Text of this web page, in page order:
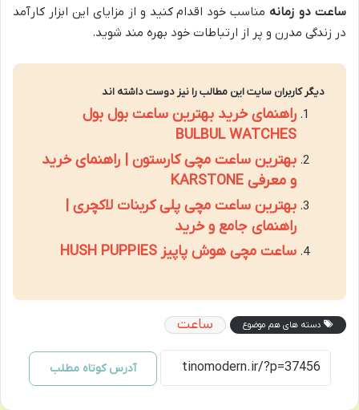
ساعت دو زمانه مناسب خود اقدام کنید و از مزایای این ابزار کارآمد
در زندگی مدرن و پر از ارتباطات خود بهره مند شوید.
دیگر کاربران سایت این مطالب را نیز دوست داشته اند
راهنمای خرید بهترین ساعت بول بول
BULBUL WATCHES
بهترین ساعت مچی کارستون | راهنمای خرید
و معرفی KARSTONE
بهترین ساعت مچی پلی کربنات لاکچری |
راهنمای جامع و خرید
ساعت مچی هوش پاپیز HUSH PUPPIES
دسته های هم موضوع ساعت
آدرس کوتاه مطلب